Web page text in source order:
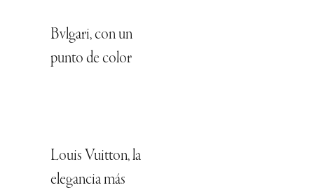
Bvlgari, con un
punto de color
Louis Vuitton, la
elegancia más